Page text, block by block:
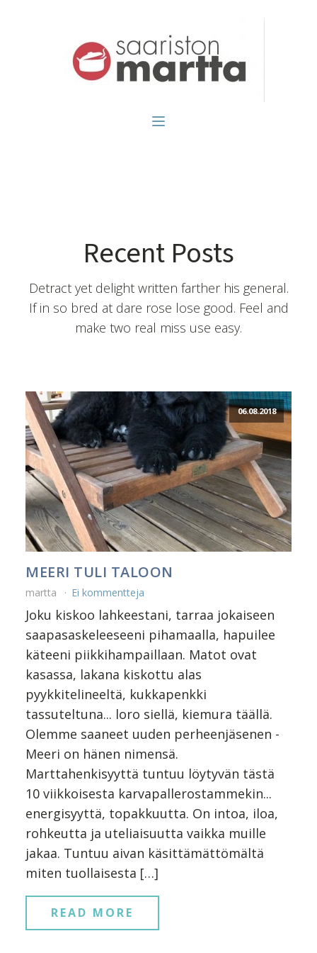
Recent Posts
Detract yet delight written farther his general.
If in so bred at dare rose lose good. Feel and
make two real miss use easy.
06.08.2018
MEERI TULI TALOON
martta Ei kommentteja
Joku kiskoo lahkeestani, tarraa jokaiseen
saapasaskeleeseeni pihamaalla, hapuilee
käteeni piikkihampaillaan. Matot ovat
kasassa, lakana kiskottu alas
pyykkitelineeltä, kukkapenkki
tassuteltuna... loro siellä, kiemura täällä.
Olemme saaneet uuden perheenjäsenen -
Meeri on hänen nimensä.
Marttahenkisyyttä tuntuu löytyvän tästä
10 viikkoisesta karvapallerostammekin...
energisyyttä, topakkuutta. On intoa, iloa,
rohkeutta ja uteliaisuutta vaikka muille
jakaa. Tuntuu aivan käsittämättömältä
miten tuollaisesta […]
READ MORE